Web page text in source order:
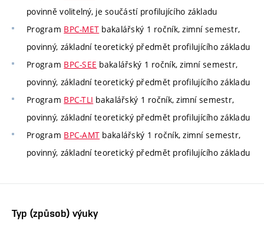
povinně volitelný, je součástí profilujícího základu
Program BPC-MET bakalářský 1 ročník, zimní semestr,
povinný, základní teoretický předmět profilujícího základu
Program BPC-SEE bakalářský 1 ročník, zimní semestr,
povinný, základní teoretický předmět profilujícího základu
Program BPC-TLI bakalářský 1 ročník, zimní semestr,
povinný, základní teoretický předmět profilujícího základu
Program BPC-AMT bakalářský 1 ročník, zimní semestr,
povinný, základní teoretický předmět profilujícího základu
Typ (způsob) výuky